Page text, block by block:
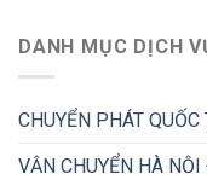
DANH MỤC DỊCH
CHUYỂN PHÁT QUỐC
VẬN CHUYỂN HÀ